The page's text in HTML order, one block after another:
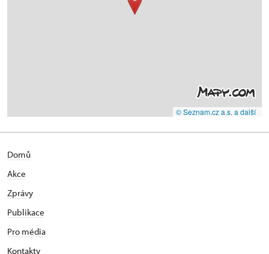
© Seznam.cz a.s. a další
Domů
Akce
Zprávy
Publikace
Pro média
Kontakty